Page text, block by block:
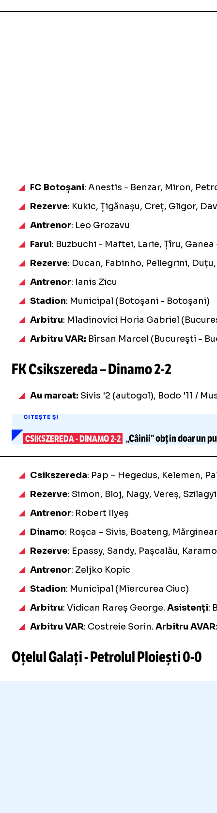
FC Botoșani: Anestis - Benzar, Miron,
Rezerve: Kukic, Țigănașu, Creț, Gligor,
Antrenor: Leo Grozavu
Farul: Buzbuchi - Maftei, Larie, Țîru,
Rezerve: Ducan, Fabinho, Pellegrini,
Antrenor: Ianis Zicu
Stadion: Municipal (Botoşani - Botoşani)
Arbitru: Mladinovici Horia Gabriel
Arbitru VAR: Bîrsan Marcel (Bucureşti -
FK Csikszereda – Dinamo2-2
Au marcat: Sivis '2 (autogol), Bodo '11 /
CITEȘTE ȘI
CSIKSZEREDA-DINAMO 2-2 „Câinii” obțin doar un
Csikszereda: Pap – Hegedus, Kelemen,
Rezerve: Simon, Bloj, Nagy, Vereș,
Antrenor: Robert Ilyeș
Dinamo: Roșca – Sivis, Boateng,
Rezerve: Epassy, Sandy, Pașcalău,
Antrenor: Zeljko Kopic
Stadion: Municipal (Miercurea Ciuc)
Arbitru: Vidican Rareș George. Asistenți:
Arbitru VAR: Costreie Sorin. Arbitru AVAR
Oțelul Galați - Petrolul Ploiești0-0